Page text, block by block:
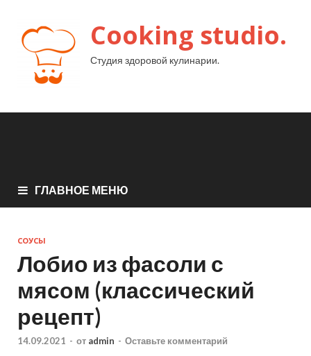
Cooking studio.
Студия здоровой кулинарии.
ГЛАВНОЕ МЕНЮ
СОУСЫ
Лобио из фасоли с
мясом (классический
рецепт)
14.09.2021 - от admin - Оставьте комментарий